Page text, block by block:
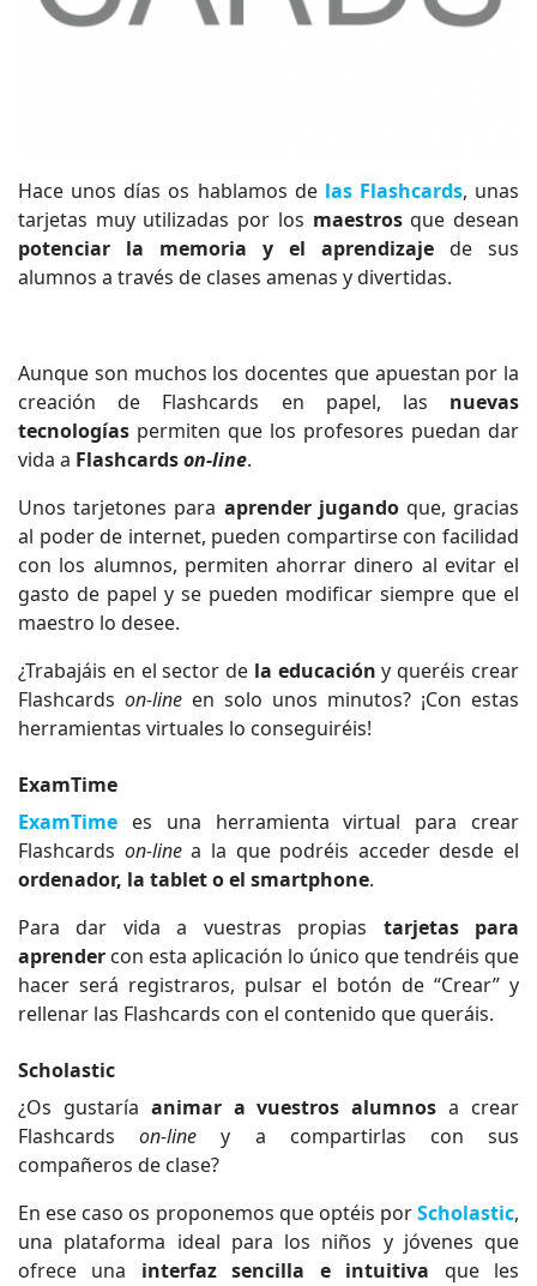
Hace unos días os hablamos de las Flashcards, unas
tarjetas muy utilizadas por los maestrosque desean
potenciar la memoria y el aprendizaje de sus
alumnos a través de clases amenas y divertidas.
Aunque son muchos los docentes que apuestan por la
creación de Flashcards en papel, las nuevas
tecnologías permiten que los profesores puedan dar
vida a Flashcardson-line.
Unos tarjetones para aprender jugandoque, gracias
al poder de internet, pueden compartirse con facilidad
con los alumnos, permiten ahorrar dinero al evitar el
gasto de papel y se pueden modificar siempre que el
maestro lo desee.
¿Trabajáis en el sector de la educación y queréis crear
Flashcards on-line en solo unos minutos? ¡Con estas
herramientas virtuales lo conseguiréis!
ExamTime
ExamTime es una herramienta virtual para crear
Flashcards on-linea la que podréis acceder desde el
ordenador, la tablet o el smartphone.
Para dar vida a vuestras propias tarjetas para
aprender con esta aplicación lo único que tendréis que
hacer será registraros, pulsar el botón de “Crear” y
rellenar las Flashcards con el contenido que queráis.
Scholastic
¿Os gustaría animar a vuestros alumnos a crear
Flashcardson-line y a compartirlas con sus
compañeros de clase?
En ese caso os proponemos que optéis porScholastic,
una plataforma ideal para los niños y jóvenes que
ofrece una interfaz sencilla e intuitiva que les